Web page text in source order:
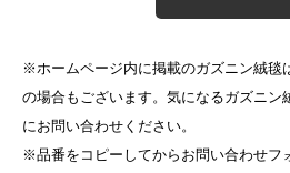
※ホームページ内に掲載のガズニン絨毯
の場合もございます。気になるガズニン
にお問い合わせください。
※品番をコピーしてからお問い合わせフ